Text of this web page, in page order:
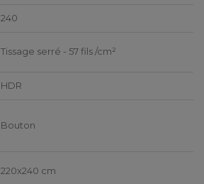
240
Tissage serré - 57 fils /cm²
HDR
Bouton
220x240 cm